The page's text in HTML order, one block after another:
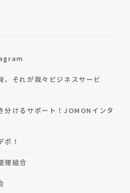
、それが我々ビジネスサービ
分けるサポート！JOMONインタ
ポ！
理組合